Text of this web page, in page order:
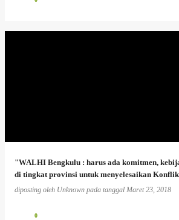
"WALHI Bengkulu : harus ada komitmen,
di tingkat provinsi untuk menyelesaikan
diposting oleh Unknown pada tanggal Maret 23, 2018
0